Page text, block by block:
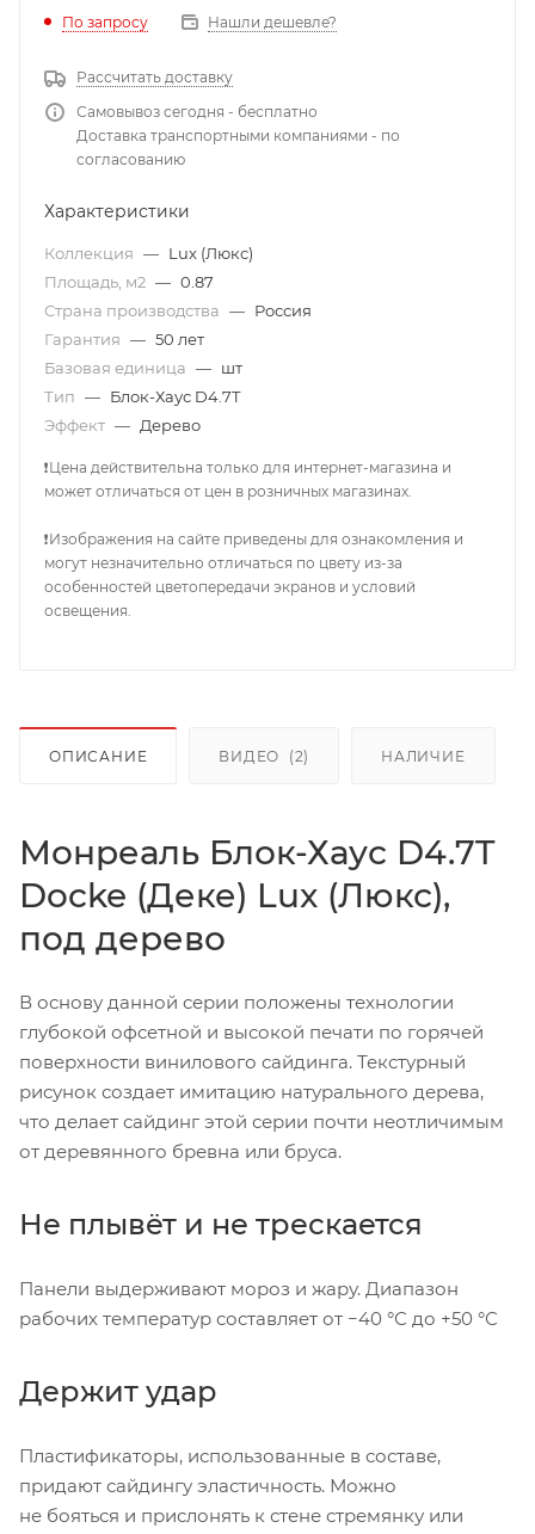
По запросу Нашли дешевле?
Рассчитать доставку
Самовывоз сегодня - бесплатно
Доставка транспортными компаниями - по
согласованию
Характеристики
Коллекция — Lux (Люкс)
Площадь, м2 — 0.87
Страна производства — Россия
Гарантия — 50 лет
Базовая единица — шт
Тип — Блок-Хаус D4.7T
Эффект — Дерево
❗Цена действительна только для интернет-магазина и
может отличаться от цен в розничных магазинах.
❗Изображения на сайте приведены для ознакомления и
могут незначительно отличаться по цвету из-за
особенностей цветопередачи экранов и условий
освещения.
ОПИСАНИЕ ВИДЕО (2) НАЛИЧИЕ
Монреаль Блок-Хаус D4.7T
Docke (Деке) Lux (Люкс),
под дерево
В основу данной серии положены технологии
глубокой офсетной и высокой печати по горячей
поверхности винилового сайдинга. Текстурный
рисунок создает имитацию натурального дерева,
что делает сайдинг этой серии почти неотличимым
от деревянного бревна или бруса.
Не плывёт и не трескается
Панели выдерживают мороз и жару. Диапазон
рабочих температур составляет от −40 °С до +50 °С
Держит удар
Пластификаторы, использованные в составе,
придают сайдингу эластичность. Можно
не бояться и прислонять к стене стремянку или